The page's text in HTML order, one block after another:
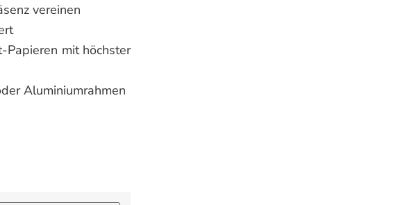
vereinen
Papieren mit höchster
Aluminiumrahmen